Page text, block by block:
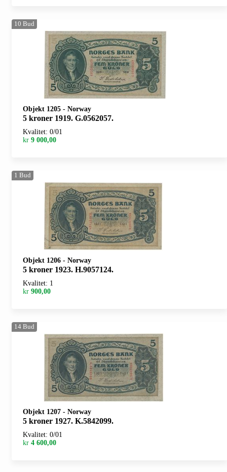
10 Bud
Objekt 1205 - Norway
5 kroner 1919. G.0562057.
Kvalitet: 0/01
kr 9 000,00
1 Bud
Objekt 1206 - Norway
5 kroner 1923. H.9057124.
Kvalitet: 1
kr 900,00
14 Bud
Objekt 1207 - Norway
5 kroner 1927. K.5842099.
Kvalitet: 0/01
kr 4 600,00